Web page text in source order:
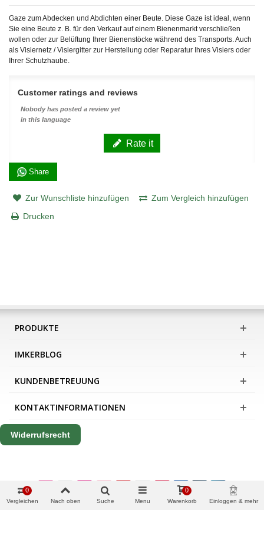
Gaze zum Abdecken und Abdichten einer Beute. Diese Gaze ist ideal, wenn
Sie eine Beute z. B. für den Verkauf auf einem Bienenmarkt verschließen
wollen oder zur Belüftung Ihrer Bienenstöcke während des Transports. Auch
als Visiernetz / Visiergitter zur Herstellung oder Reparatur Ihres Visiers oder
Ihrer Schutzhaube.
Customer ratings and reviews
Nobody has posted a review yet
in this language
Rate it
Share
Zur Wunschliste hinzufügen
Zum Vergleich hinzufügen
Drucken
PRODUKTE
IMKERBLOG
KUNDENBETREUUNG
KONTAKTINFORMATIONEN
Widerrufsrecht
Vergleichen
0
Nach oben Suche Menu Warenkorb
0
Einloggen & mehr